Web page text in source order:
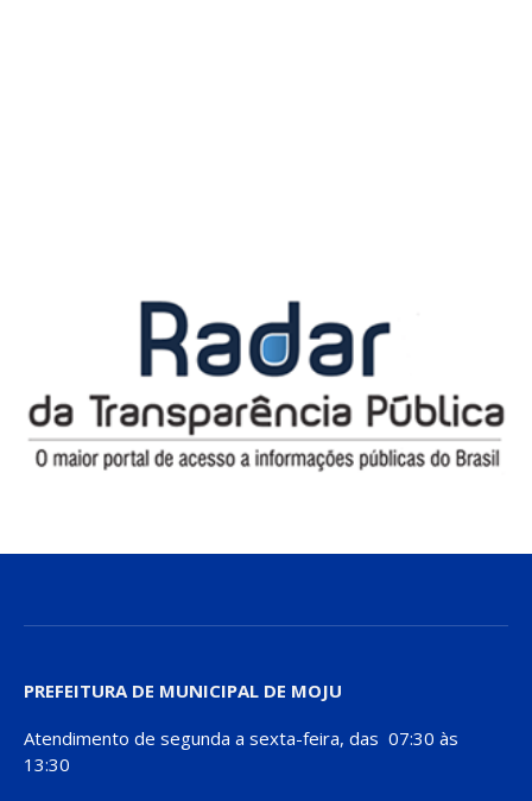
PREFEITURA DE MUNICIPAL DE MOJU
Atendimento de segunda a sexta-feira, das 07:30 às
13:30